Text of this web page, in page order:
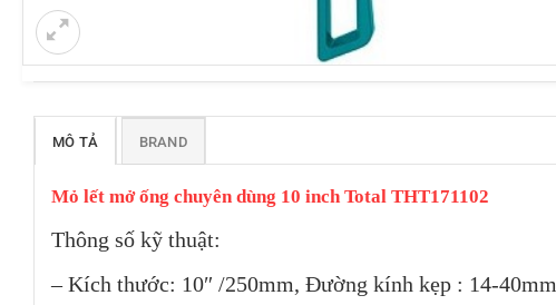
MÔ TẢ BRAND
Mỏ lết mở ống chuyên dùng 10 inch Total THT171102
Thông số kỹ thuật:
– Kích thước: 10″ /250mm, Đường kính kẹp : 14-40mm